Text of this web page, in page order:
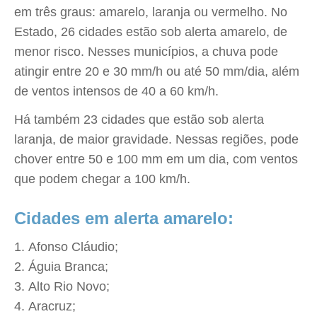
em três graus: amarelo, laranja ou vermelho. No
Estado, 26 cidades estão sob alerta amarelo, de
menor risco. Nesses municípios, a chuva pode
atingir entre 20 e 30 mm/h ou até 50 mm/dia, além
de ventos intensos de 40 a 60 km/h.
Há também 23 cidades que estão sob alerta
laranja, de maior gravidade. Nessas regiões, pode
chover entre 50 e 100 mm em um dia, com ventos
que podem chegar a 100 km/h.
Cidades em alerta amarelo:
Afonso Cláudio;
Águia Branca;
Alto Rio Novo;
Aracruz;